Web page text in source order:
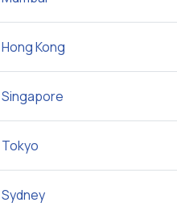
Hong Kong
Singapore
Tokyo
Sydney